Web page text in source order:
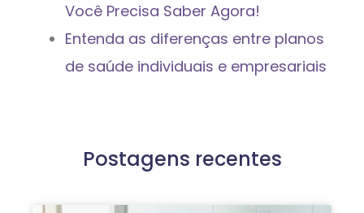
Você Precisa Saber Agora!
Entenda as diferenças entre planos
de saúde individuais e empresariais
Postagens recentes